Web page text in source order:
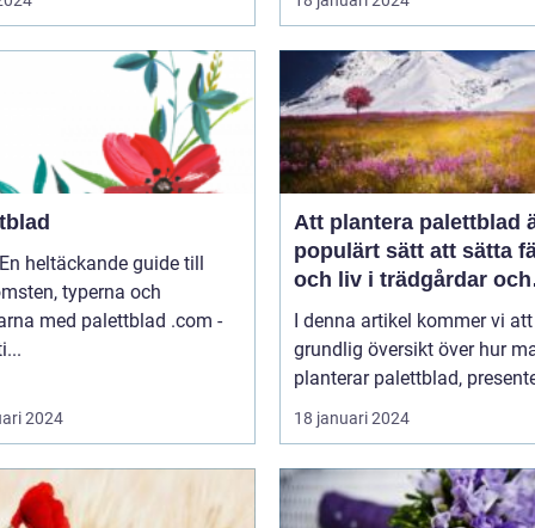
heltäckande guide till
typerna och
med palettblad .com -
2024
Att plantera palettblad
populärt sätt att sätta
och liv i trädgårdar och
inomhusmiljöer
I denna artikel kommer vi
grundlig översikt över hur
planterar palettblad,
18 januari 2024